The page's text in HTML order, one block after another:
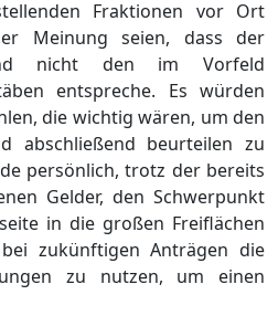
Fraktionen vor Ort
Meinung seien, dass der
nicht den im Vorfeld
entspreche. Es würden
die wichtig wären, um den
abschließend beurteilen zu
persönlich, trotz der bereits
Gelder, den Schwerpunkt
in die großen Freiflächen
zukünftigen Anträgen die
zu nutzen, um einen